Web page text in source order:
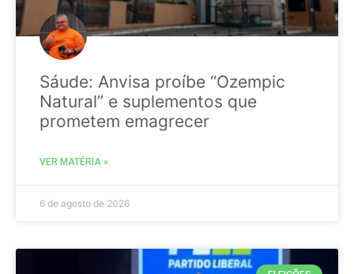
Sáude: Anvisa proíbe “Ozempic
Natural” e suplementos que
prometem emagrecer
VER MATÉRIA »
6 de agosto de 2026